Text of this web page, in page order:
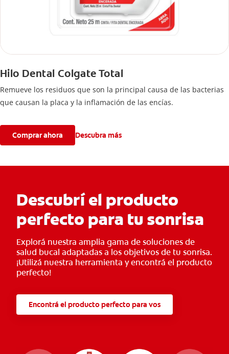
Hilo Dental Colgate Total
Remueve los residuos que son la principal causa de las bacterias
que causan la placa y la inflamación de las encías.
Comprar ahora Descubra más
Descubrí el producto
perfecto para tu sonrisa
Explorá nuestra amplia gama de soluciones de
salud bucal adaptadas a los objetivos de tu sonrisa.
¡Utilizá nuestra herramienta y encontrá el producto
perfecto!
Encontrá el producto perfecto para vos